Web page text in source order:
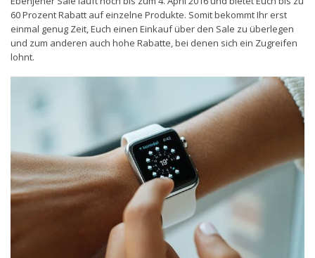
Flatrate-Prepaidtarife
Mobilfunk-Vergleichsrechner
60 Prozent Rabatt auf einzelne Produkte. Somit bekommt Ihr erst
einmal genug Zeit, Euch einen Einkauf über den Sale zu überlegen
und zum anderen auch hohe Rabatte, bei denen sich ein Zugreifen
lohnt.